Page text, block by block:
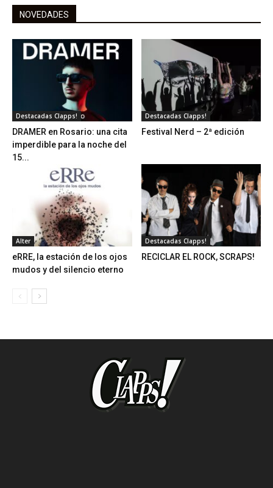
NOVEDADES
Destacadas Clapps!
DRAMER en Rosario: una cita
imperdible para la noche del
15...
Destacadas Clapps!
Festival Nerd – 2ª edición
Alter
eRRE, la estación de los ojos
mudos y del silencio eterno
Destacadas Clapps!
RECICLAR EL ROCK, SCRAPS!